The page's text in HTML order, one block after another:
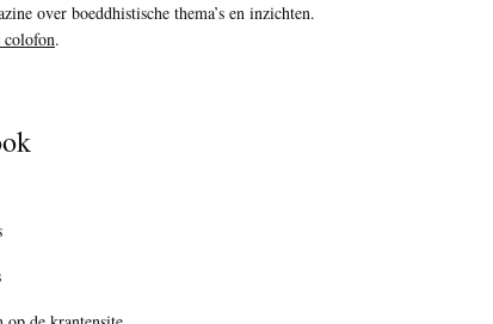
over boeddhistische thema’s en inzichten.
colofon.